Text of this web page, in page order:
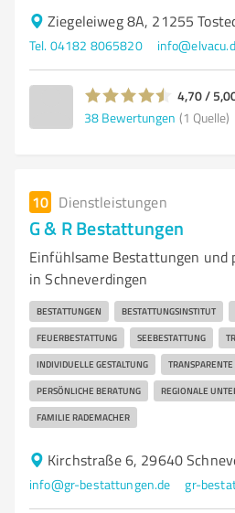
Ziegeleiweg 8A, 21255
Tel. 04182 8065820
4,70 /
38 Bewertungen (1 Quelle)
10 Dienstleistungen
G & R Bestattungen
Einfühlsame Bestattungen und
in Schneverdingen
BESTATTUNGEN BESTATTUNGSINSTITUT
FEUERBESTATTUNG SEEBESTATTUNG
INDIVIDUELLE GESTALTUNG TRANSPARENTE
PERSÖNLICHE BERATUNG REGIONALE
FAMILIE RADEMACHER
Kirchstraße 6, 29640
info@gr-bestattungen.de gr-